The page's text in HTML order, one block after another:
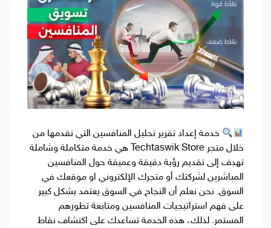
خدمة إعداد تقرير تحليل المنافسين التي نقدمها من
خلال متجر Techtaswik Store هي خدمة متكاملة وشاملة
تهدف إلى تقديم رؤية دقيقة وعميقة حول المنافسين
المباشرين لشركتك أو متجرك الإلكتروني او موقعك في
السوق. نحن نعلم أن النجاح في السوق يعتمد بشكل كبير
على فهم استراتيجيات المنافسين ومتابعة تطورهم
المستمر. لذلك، هذه الخدمة تساعدك على اكتشاف نقاط